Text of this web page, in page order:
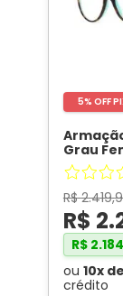
5% OFF
Grau
Gatinho
Havana
R$ 2.419,
R$ 2.
R$ 2.184
ou 10x de
crédito